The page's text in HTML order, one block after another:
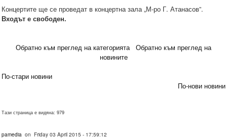
Концертите ще се проведат в концертна зала „М-ро Г. Атанасов”.
Входът е свободен.
Обратно към преглед на категорията
Обратно към преглед на
новините
По-стари новини
По-нови новини
Тази страница е видяна: 979
pamedia on Friday 03 April 2015 - 17:59:12